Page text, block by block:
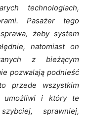
technologiach,
Pasażer tego
żeby system
natomiast on
z bieżącym
pozwalają podnieść
przede wszystkim
umożliwi i który te
sprawniej,